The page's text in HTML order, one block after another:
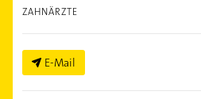
ZAHNÄRZTE
E-Mail